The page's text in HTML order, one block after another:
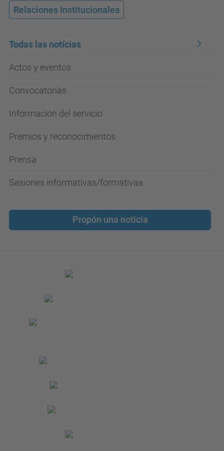
Relaciones Institucionales
Todas las notícias
Actos y eventos
Convocatorias
Información del servicio
Premios y reconocimientos
Prensa
Sesiones informativas/formativas
Propón una noticia